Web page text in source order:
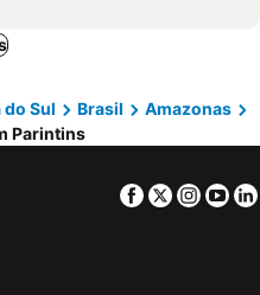
Sul Brasil
Amazonas
Parintins
Facebook
Twitter